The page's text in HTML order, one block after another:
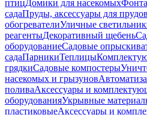
птицДомики для насекомых
садаПруды, аксессуары для прудов
обогревателиУличные
реагентыДекоративный щебень
оборудованиеСадовые
садаПарникиТеплицы
грядкиСадовые компостеры
насекомых и грызунов
поливаАксессуары и
оборудованияУкрывные
пластиковыеАксессуары и